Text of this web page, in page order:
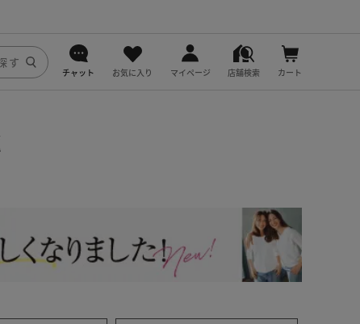
チャット お気に入り マイページ 店舗検索 カート